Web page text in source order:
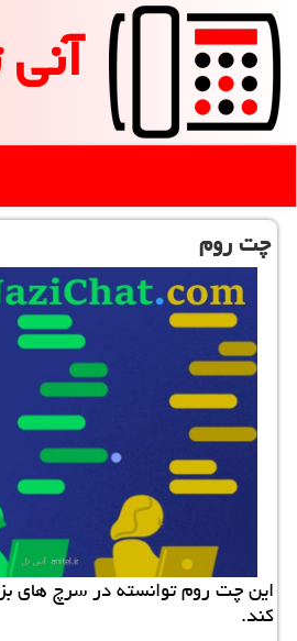
چت روم
این چت روم توانسته در سرچ های
كند.